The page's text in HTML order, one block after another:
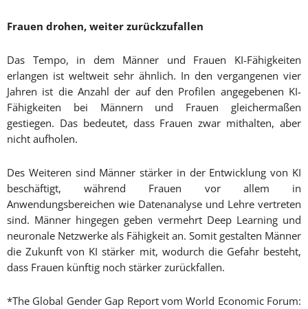
Frauen drohen, weiter zurückzufallen
Das Tempo, in dem Männer und Frauen KI-Fähigkeiten
erlangen ist weltweit sehr ähnlich. In den vergangenen vier
Jahren ist die Anzahl der auf den Profilen angegebenen KI-
Fähigkeiten bei Männern und Frauen gleichermaßen
gestiegen. Das bedeutet, dass Frauen zwar mithalten, aber
nicht aufholen.
Des Weiteren sind Männer stärker in der Entwicklung von KI
beschäftigt, während Frauen vor allem in
Anwendungsbereichen wie Datenanalyse und Lehre vertreten
sind. Männer hingegen geben vermehrt Deep Learning und
neuronale Netzwerke als Fähigkeit an. Somit gestalten Männer
die Zukunft von KI stärker mit, wodurch die Gefahr besteht,
dass Frauen künftig noch stärker zurückfallen.
*The Global Gender Gap Report vom World Economic Forum: